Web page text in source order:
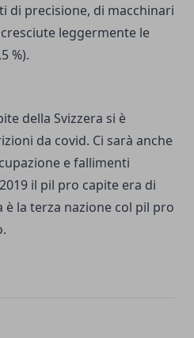
di precisione, di macchinari
leggermente le
%).
della Svizzera si è
da covid. Ci sarà anche
pazione efallimenti
il pil pro capite era di
è la terza nazione col pil pro